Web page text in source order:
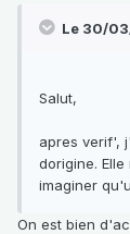
Le 30/
Salut,
apres verif',
dorigine.
imaginer
On est bien